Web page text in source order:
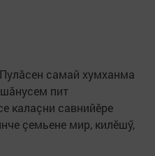
самай хумханма
пит
калаçни савнийӗре
çемьене мир, килӗшӳ,